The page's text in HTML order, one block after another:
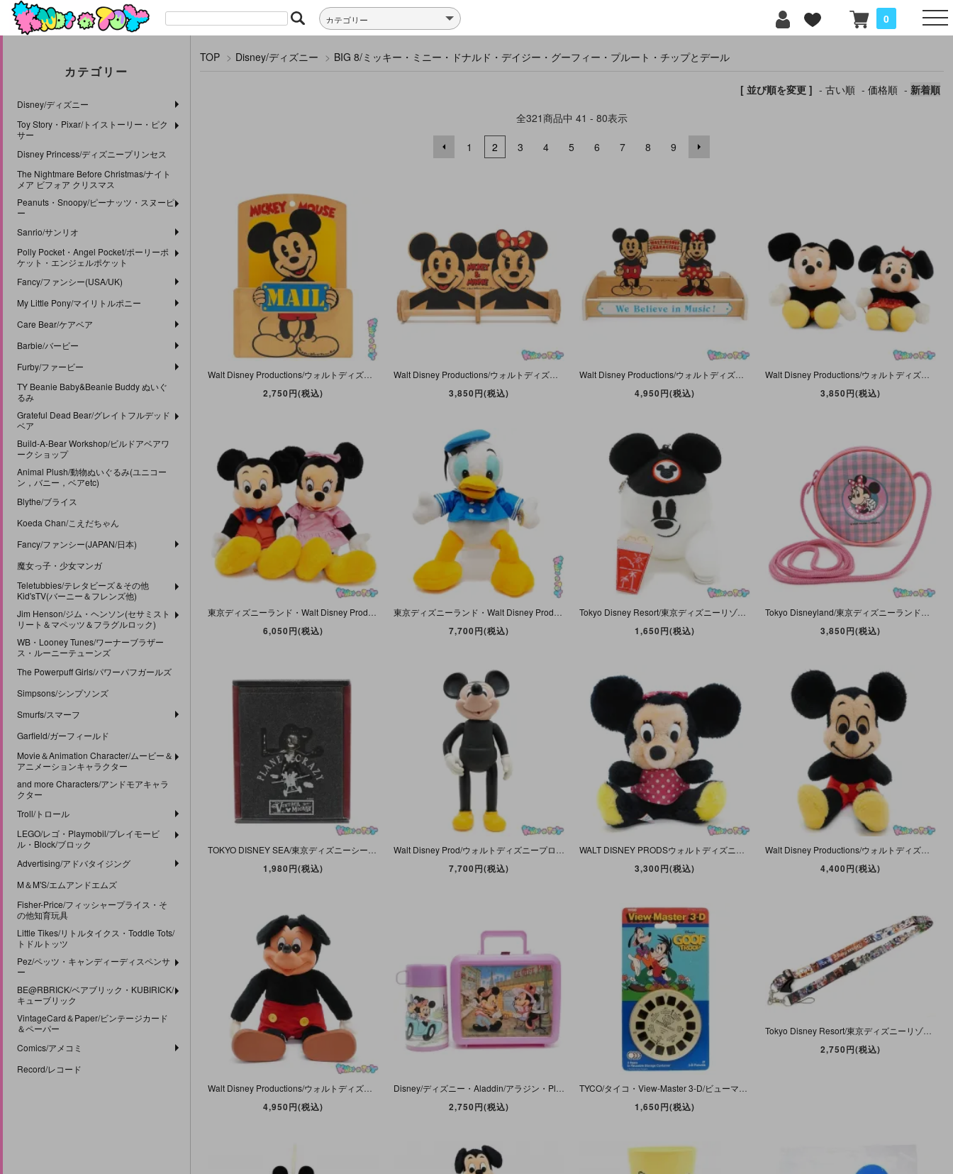
0
カテゴリー
Disney/ディズニー
Toy Story・Pixar/トイストーリー・ピク
サー
Disney Princess/ディズニープリンセス
The Nightmare Before Christmas/ナイト
メア ビフォア クリスマス
Peanuts・Snoopy/ピーナッツ・スヌーピ
ー
Sanrio/サンリオ
Polly Pocket・Angel Pocket/ポーリーポ
ケット・エンジェルポケット
Fancy/ファンシー(USA/UK)
My Little Pony/マイリトルポニー
Care Bear/ケアベア
Barbie/バービー
Furby/ファービー
TY Beanie Baby&Beanie Buddy ぬいぐ
るみ
Grateful Dead Bear/グレイトフルデッド
ベア
Build-A-Bear Workshop/ビルドアベアワ
ークショップ
Animal Plush/動物ぬいぐるみ(ユニコー
ン，バニー，ベアetc)
Blythe/ブライス
Koeda Chan/こえだちゃん
Fancy/ファンシー(JAPAN/日本)
魔女っ子・少女マンガ
Teletubbies/テレタビーズ＆その他
Kid'sTV(バーニー＆フレンズ他)
Jim Henson/ジム・ヘンソン(セサミスト
リート＆マペッツ＆フラグルロック)
WB・Looney Tunes/ワーナーブラザー
ス・ルーニーテューンズ
The Powerpuff Girls/パワーパフガールズ
Simpsons/シンプソンズ
Smurfs/スマーフ
Garfield/ガーフィールド
Movie＆Animation Character/ムービー＆
アニメーションキャラクター
and more Characters/アンドモアキャラ
クター
Troll/トロール
LEGO/レゴ・Playmobil/プレイモービ
ル・Block/ブロック
Advertising/アドバタイジング
M＆M'S/エムアンドエムズ
Fisher-Price/フィッシャープライス・そ
の他知育玩具
Little Tikes/リトルタイクス・Toddle Tots/
トドルトッツ
Pez/ペッツ・キャンディーディスペンサ
ー
BE@RBRICK/ベアブリック・KUBIRICK/
キューブリック
VintageCard＆Paper/ビンテージカード
＆ペーパー
Comics/アメコミ
Record/レコード
TOP > Disney/ディズニー > BIG 8/ミッキー・ミニー・ドナルド・デイジー・グーフィー・プルート・チップとデール
[ 並び順を変更 ] - 古い順 - 価格順 - 新着順
全321商品中 41 - 80表示
1 2 3 4 5 6 7 8 9
Walt Disney Productions/ウォルトディズニープロダクションズ・Wooden Mail Box/木製メールボックス/レターラック・Mickey Mouse/ミッキーマウス
2,750円(税込)
Walt Disney Productions/ウォルトディズニープロダクションズ・Wooden Towel Hangers/木製タオルハンガー/タオル掛け・Mickey&Minnieミッキー&ミニー
3,850円(税込)
Walt Disney Productions/ウォルトディズニープロダクションズ・Walt Disney Characters・木製トレー・ミッキー&ミニー・We Believe in Music!
4,950円(税込)
Walt Disney Productions/ウォルトディズニープロダクションズ・TOMY/トミー・Plush/プラッシュ/ぬいぐるみ 「ミッキーマウス＆ミニーマウスセット」 22/19cm
3,850円(税込)
6,050円(税込) 7,700円(税込)
Tokyo Disney Resort/東京ディズニーリゾート・Halloween/ハロウィン・くっつきぬいぐるみ・肩乗せおばけ/ゴースト・イヤーハット＆ポップコーン・ボールチェーン付き・2020年
1,650円(税込) 3,850円(税込)
TOKYO DISNEY SEA/東京ディズニーシー・Metal Figure/メタル製フィギュア 「PLANE CRAZY・VINTAGE MICKEY/プレーンクレイジー・ビンテージミッキー」
1,980円(税込)
Walt Disney Prod/ウォルトディズニープロダクションズ・REMCO TOYS・ソフビフィギュア「Birthday Party Mickey Mouse/ミッキーマウス」本体のみ・38cm
7,700円(税込)
WALT DISNEY PRODSウォルトディズニープロダクションズ・GROUND NUTSHELLS・Bean Bag Plush/ビーンバッグ/ぬいぐるみ「Minnie Mouse/ミニーマウス」
3,300円(税込)
Walt Disney Productions/ウォルトディズニープロダクションズ・CALIFORNIA STUFFED TOY・ぬいぐるみ「Mickey Mouse/ミッキーマウス」ダメージ/変色有
4,400円(税込)
Walt Disney Productions/ウォルトディズニープロダクションズ・YOUNG EPOCH/ヤングエポック・ぬいぐるみ 「Mickey Mouse/ミッキーマウス」72cm・ダメージ有
4,950円(税込) 2,750円(税込) 1,650円(税込)
Tokyo Disney Resort/東京ディズニーリゾート・30 THE HAPPINESSYEAR/ザハピネスイヤー・開園30周年記念「ネックストラップ・ミッキー&フレンズ(実写)(篠山紀信)」
2,750円(税込)